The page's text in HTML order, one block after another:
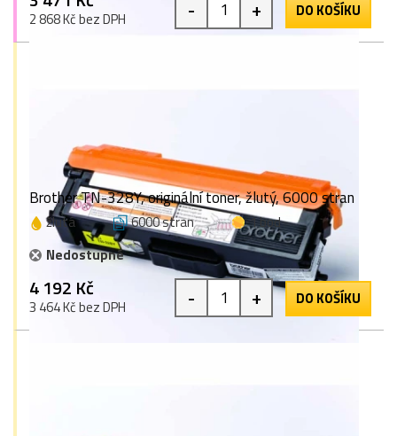
2 868 Kč bez DPH - + DO KOŠÍKU
Brother TN-328Y, originální toner, žlutý, 6000 stran
žlutá 6000 stran
1 bod
Nedostupné
4 192 Kč
3 464 Kč bez DPH - + DO KOŠÍKU